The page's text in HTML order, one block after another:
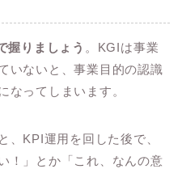
握りましょう 。KGIは事業
いないと、事業目的の認識
なってしまいます。
、KPI運用を回した後で、
！」とか「これ、なんの意